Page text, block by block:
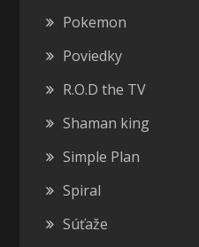
Pokemon
Poviedky
R.O.D the TV
Shaman king
Simple Plan
Spiral
Súťaže